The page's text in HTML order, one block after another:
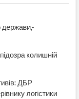
держави,-
колишній
ДБР
логістики